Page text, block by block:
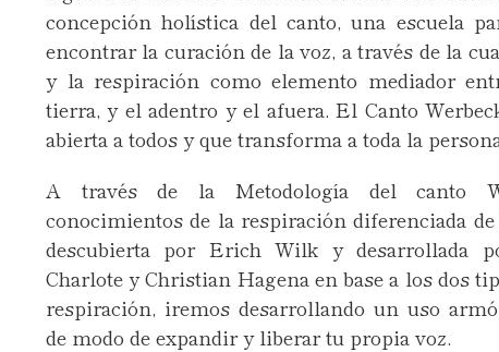
concepción holística del canto, una escuela
encontrar la curación de la voz, a través de la
y la respiración como elemento mediador
tierra, y el adentro y el afuera. El Canto
abierta a todos y que transforma a toda la
A través de la Metodología del canto
conocimientos de la respiración diferenciada
descubierta por Erich Wilk y desarrollada
Charlote y Christian Hagena en base a los dos
respiración, iremos desarrollando un uso
de modo de expandir y liberar tu propia voz.